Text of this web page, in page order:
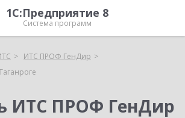
1С:Предприятие 8
Система программ
ИТС ПРОФ ГенДир
ИТС ПРОФ ГенДир